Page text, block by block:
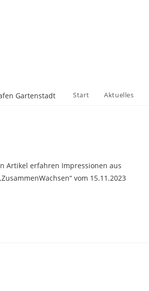
Start Aktuelles